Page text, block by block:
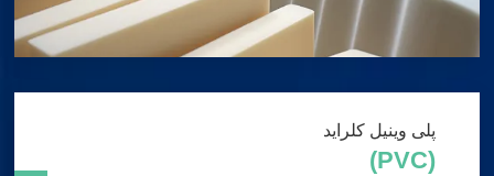
پلی وینیل کلراید
(PVC)